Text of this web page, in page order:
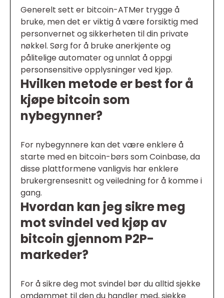
Generelt sett er bitcoin-ATMer trygge å
bruke, men det er viktig å være forsiktig med
personvernet og sikkerheten til din private
nøkkel. Sørg for å bruke anerkjente og
pålitelige automater og unnlat å oppgi
personsensitive opplysninger ved kjøp.
Hvilken metode er best for å
kjøpe bitcoin som
nybegynner?
For nybegynnere kan det være enklere å
starte med en bitcoin-børs som Coinbase, da
disse plattformene vanligvis har enklere
brukergrensesnitt og veiledning for å komme i
gang.
Hvordan kan jeg sikre meg
mot svindel ved kjøp av
bitcoin gjennom P2P-
markeder?
For å sikre deg mot svindel bør du alltid sjekke